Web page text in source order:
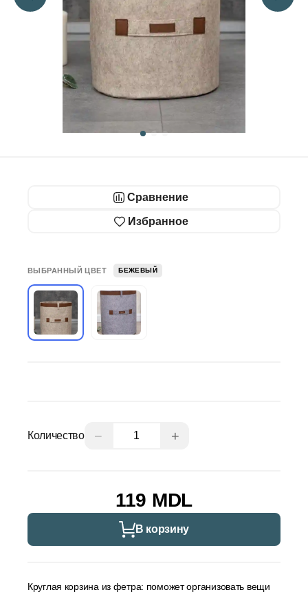
Сравнение
Избранное
ВЫБРАННЫЙ ЦВЕТ БЕЖЕВЫЙ
Количество − +
119 MDL
В корзину
Круглая корзина из фетра: поможет организовать вещи